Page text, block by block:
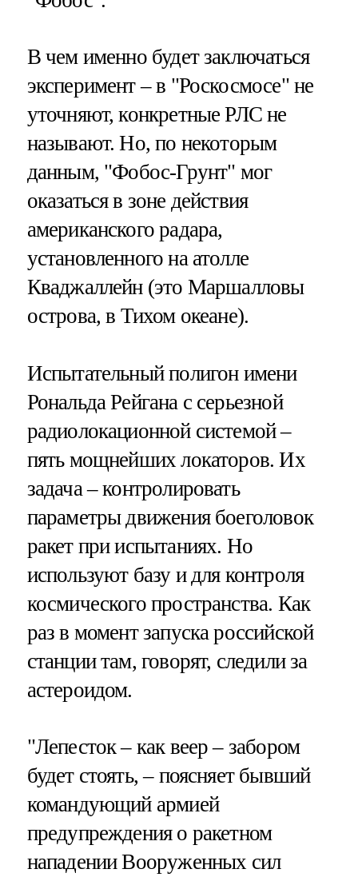
В чем именно будет заключаться
эксперимент – в "Роскосмосе" не
уточняют, конкретные РЛС не
называют. Но, по некоторым
данным, "Фобос-Грунт" мог
оказаться в зоне действия
американского радара,
установленного на атолле
Кваджаллейн (это Маршалловы
острова, в Тихом океане).
Испытательный полигон имени
Рональда Рейгана c серьезной
радиолокационной системой –
пять мощнейших локаторов. Их
задача – контролировать
параметры движения боеголовок
ракет при испытаниях. Но
используют базу и для контроля
космического пространства. Как
раз в момент запуска российской
станции там, говорят, следили за
астероидом.
"Лепесток – как веер – забором
будет стоять, – поясняет бывший
командующий армией
предупреждения о ракетном
нападении Вооруженных сил